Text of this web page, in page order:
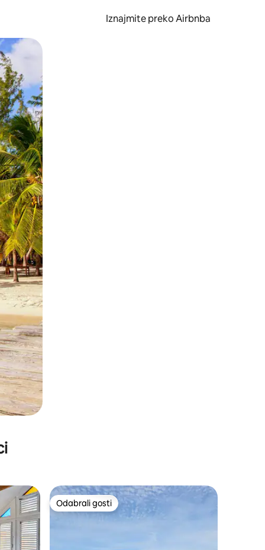
Iznajmite preko Airbnba
prstom po zaslonu.
Odabrali gosti
Odabrali gosti